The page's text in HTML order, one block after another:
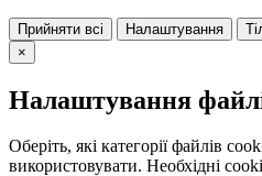
Прийняти всі Налаштування
×
Налаштування
Оберіть, які категорії файлів
використовувати. Необхідні